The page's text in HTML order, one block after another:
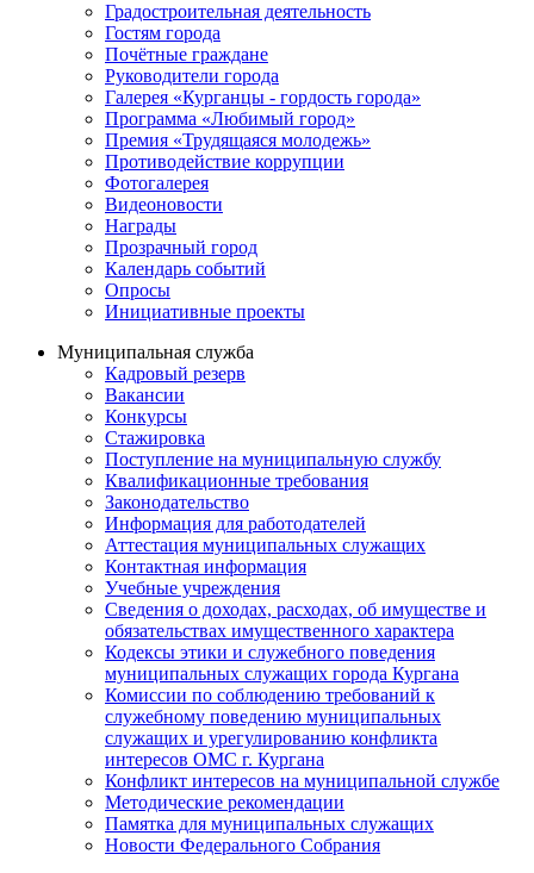
Градостроительная деятельность
Гостям города
Почётные граждане
Руководители города
Галерея «Курганцы - гордость города»
Программа «Любимый город»
Премия «Трудящаяся молодежь»
Противодействие коррупции
Фотогалерея
Видеоновости
Награды
Прозрачный город
Календарь событий
Опросы
Инициативные проекты
Муниципальная служба
Кадровый резерв
Вакансии
Конкурсы
Стажировка
Поступление на муниципальную службу
Квалификационные требования
Законодательство
Информация для работодателей
Аттестация муниципальных служащих
Контактная информация
Учебные учреждения
Сведения о доходах, расходах, об имуществе и
обязательствах имущественного характера
Кодексы этики и служебного поведения
муниципальных служащих города Кургана
Комиссии по соблюдению требований к
служебному поведению муниципальных
служащих и урегулированию конфликта
интересов ОМС г. Кургана
Конфликт интересов на муниципальной службе
Методические рекомендации
Памятка для муниципальных служащих
Новости Федерального Cобрания